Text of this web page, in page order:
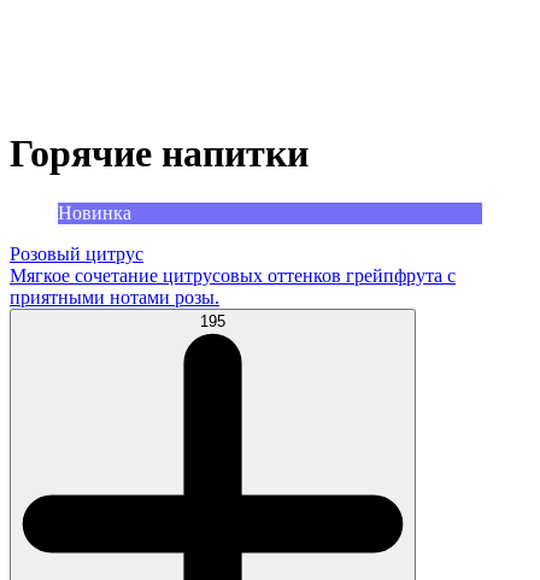
Горячие напитки
Новинка
Розовый цитрус
Мягкое сочетание цитрусовых оттенков грейпфрута с
приятными нотами розы.
195